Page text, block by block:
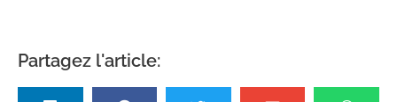
Partagez l'article: